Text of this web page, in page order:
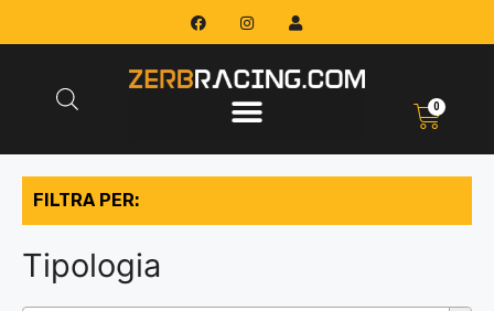
0
FILTRA PER:
Tipologia